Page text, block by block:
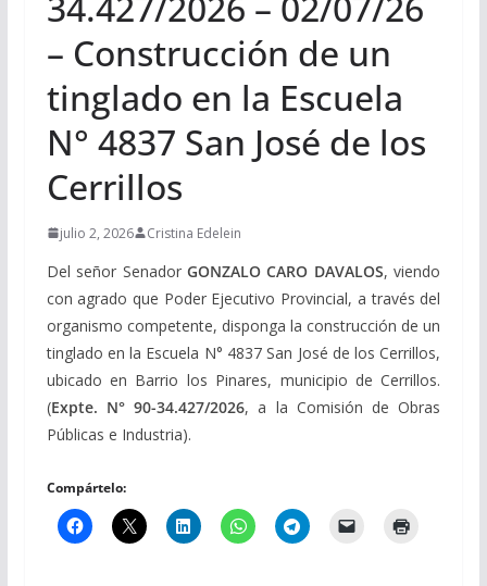
– Construcción de un
tinglado en la Escuela
N° 4837 San José de los
Cerrillos
julio 2, 2026 Cristina Edelein
Del señor Senador GONZALO CARO DAVALOS, viendo
con agrado que Poder Ejecutivo Provincial, a través del
organismo competente, disponga la construcción de un
tinglado en la Escuela N° 4837 San José de los Cerrillos,
ubicado en Barrio los Pinares, municipio de Cerrillos.
(Expte. N° 90-34.427/2026, a la Comisión de Obras
Públicas e Industria).
Compártelo: